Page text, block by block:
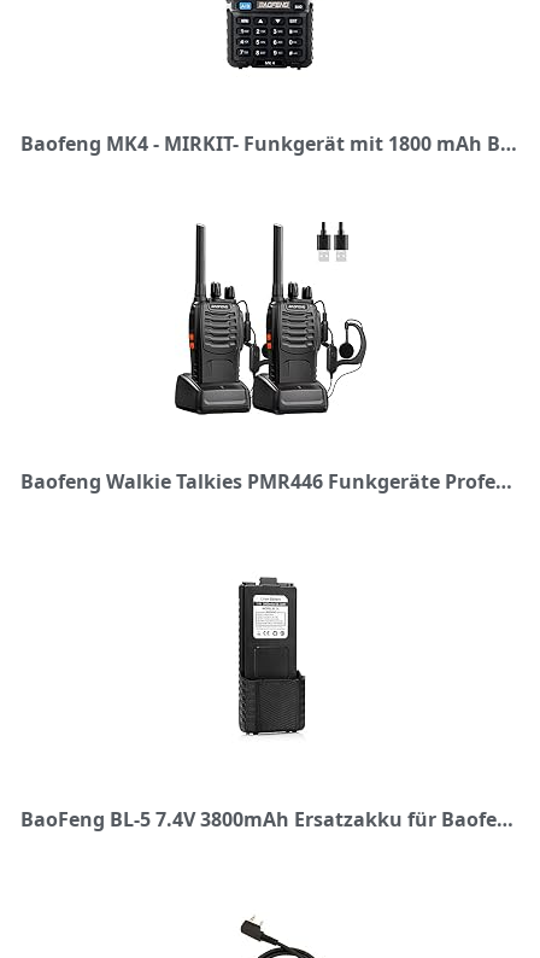
Baofeng MK4 - MIRKIT- Funkgerät mit 1800 mAh Batterie - Funkgerät 10 km Reichweite mit Headset - VHF UHF Funkgerät, 128 Kanäle - Handfunkgerät, 1 Stück
Baofeng Walkie Talkies PMR446 Funkgeräte Professionelle Zwei-Wege-Radio16 Kanäle Gegensprechanlage Wiederaufladbarer Funkempfänger Sende- und Empfangsgerät für Erwachsene mit Kopfhörern (2 Stück)
BaoFeng BL-5 7.4V 3800mAh Ersatzakku für Baofeng UV-5R/UV-5R Plus/UV-5RTP/RD-5R/BF-F8HP/ BF-F9/ BF-F9 Funkgerät